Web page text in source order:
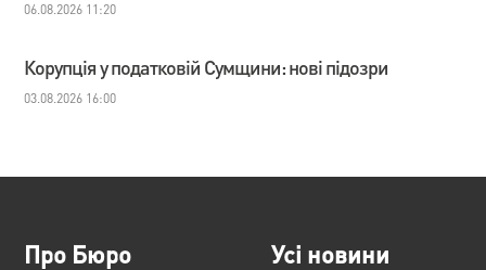
06.08.2026 11:20
Корупція у податковій Сумщини: нові підозри
03.08.2026 16:00
Про Бюро Усі новини